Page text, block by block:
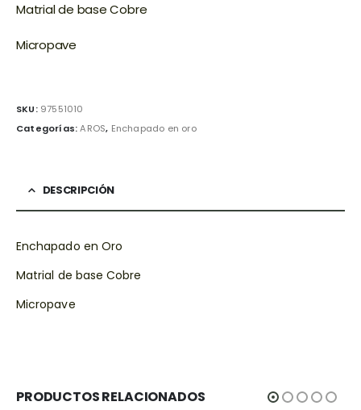
Matrial de base Cobre
Micropave
SKU: 97551010
Categorías:AROS, Enchapado en oro
DESCRIPCIÓN
Enchapado en Oro
Matrial de base Cobre
Micropave
PRODUCTOS RELACIONADOS